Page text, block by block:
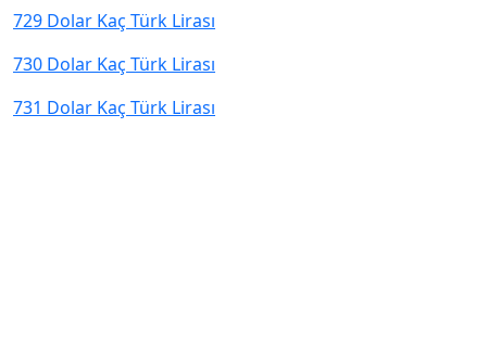
729 Dolar Kaç Türk Lirası
730 Dolar Kaç Türk Lirası
731 Dolar Kaç Türk Lirası